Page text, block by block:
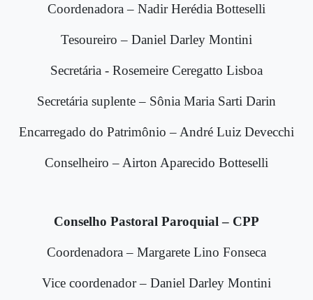
Coordenadora – Nadir Herédia Botteselli
Tesoureiro – Daniel Darley Montini
Secretária - Rosemeire Ceregatto Lisboa
Secretária suplente – Sônia Maria Sarti Darin
Encarregado do Patrimônio – André Luiz Devecchi
Conselheiro – Airton Aparecido Botteselli
Conselho Pastoral Paroquial – CPP
Coordenadora – Margarete Lino Fonseca
Vice coordenador – Daniel Darley Montini